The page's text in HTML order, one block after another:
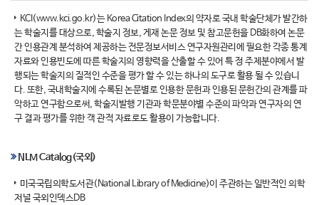
KCI(www.kci.go.kr)는 Korea Citation Index의 약자로 국내 학술단체가 발간하
는 학술지를 대상으로, 학술지 정보, 게재 논문 정보 및 참고문헌을 DB화하여 논문
간 인용관계 분석하여 제공하는 전문정보서비스 연구자원관리에 필요한 각종 통계
자료와 인용빈도에 따른 학술지의 영향력을 산출할 수 있어 특 정 주제분야에서 발
행되는 학술지의 질적인 수준을 평가 할 수 있는 하나의 도구로 활용 될 수 있습니
다. 또한, 국내학술지에 수록된 논문별로 인용한 문헌과 인용된 문헌간의 관계를 파
악하고 연구함으로써, 학술지발행 기관과 학문분야별 수준의 파악과 연구자의 연
구 결과 평가를 위한 객 관적 자료로도 활용이 가능합니다.
NLM Catalog(국외)
미국국립의학도서관(National Library of Medicine)이 주관하는 일반적인 의학
저널 국외인덱스DB